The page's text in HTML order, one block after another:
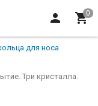
для носа
Три кристалла.